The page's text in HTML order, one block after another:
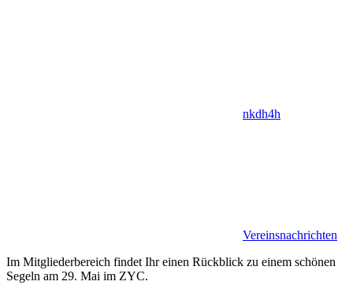
nkdh4h
Vereinsnachrichten
Im Mitgliederbereich findet Ihr einen Rückblick zu einem schönen
Segeln am 29. Mai im ZYC.